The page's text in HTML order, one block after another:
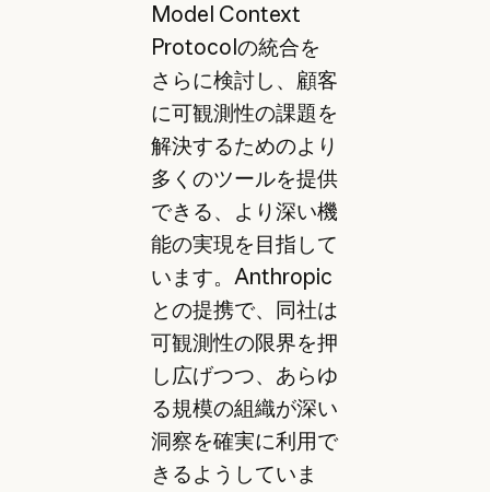
Model Context
Protocolの統合を
さらに検討し、顧客
に可観測性の課題を
解決するためのより
多くのツールを提供
できる、より深い機
能の実現を目指して
います。Anthropic
との提携で、同社は
可観測性の限界を押
し広げつつ、あらゆ
る規模の組織が深い
洞察を確実に利用で
きるようしていま